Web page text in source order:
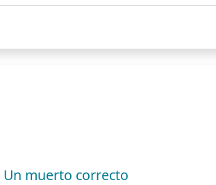
Un muerto correcto